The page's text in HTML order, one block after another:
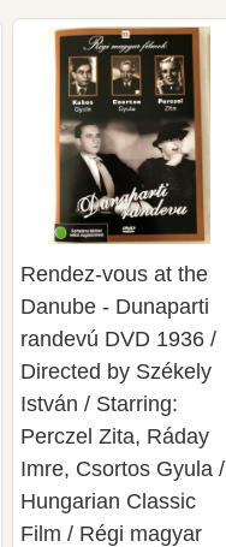
Rendez-vous at the
Danube - Dunaparti
randevú DVD 1936 /
Directed by Székely
István / Starring:
Perczel Zita, Ráday
Imre, Csortos Gyula /
Hungarian Classic
Film / Régi magyar